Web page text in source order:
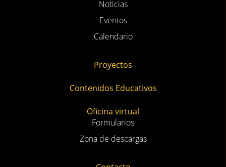
Noticias
Eventos
Calendario
Proyectos
Contenidos Educativos
Oficina virtual
Formularios
Zona de descargas